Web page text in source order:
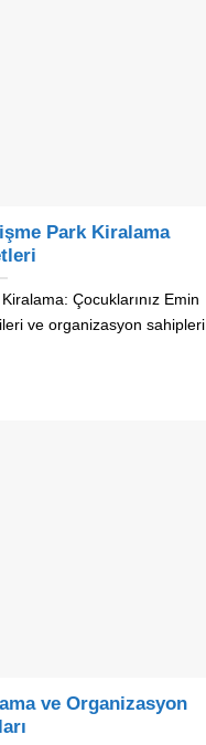
Park Kiralama
Çocuklarınız Emin
ve organizasyon sahipleri
ve Organizasyon